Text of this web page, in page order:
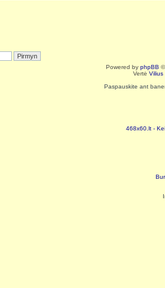
Powered by phpBB
Vertė Vilius
Paspauskite ant
468x60.lt -